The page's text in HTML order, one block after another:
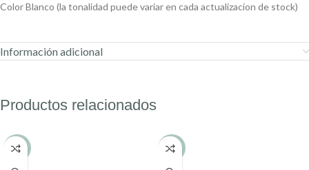
Color Blanco (la tonalidad puede variar en cada actualizacion de stock)
Información adicional
Productos relacionados
-7% -14%